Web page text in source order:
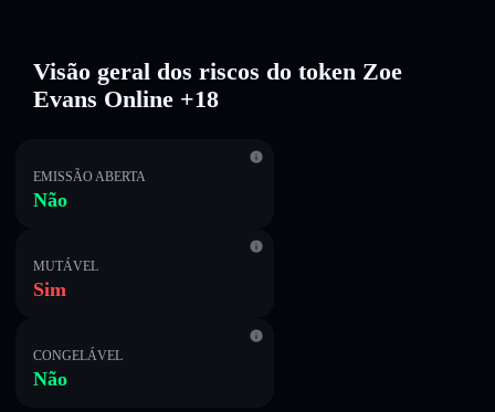
Visão geral dos riscos do token Zoe
Evans Online +18
EMISSÃO ABERTA
Não
MUTÁVEL
Sim
CONGELÁVEL
Não